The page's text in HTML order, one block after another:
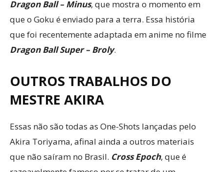
Dragon Ball – Minus, que mostra o momento em
que o Goku é enviado para a terra. Essa história
que foi recentemente adaptada em anime no filme
Dragon Ball Super – Broly.
OUTROS TRABALHOS DO
MESTRE AKIRA
Essas não são todas as One-Shots lançadas pelo
Akira Toriyama, afinal ainda a outros materiais
que não saíram no Brasil. Cross Epoch, que é